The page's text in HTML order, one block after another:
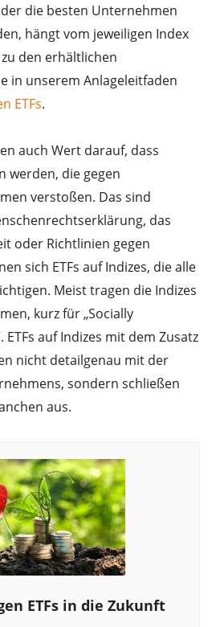
die besten Unternehmen
hängt vom jeweiligen Index
den erhältlichen
in unserem Anlageleitfaden
ETFs.
auch Wert darauf, dass
werden, die gegen
verstoßen. Das sind
das
oder Richtlinien gegen
sich ETFs auf Indizes, die alle
Meist tragen die Indizes
kurz für „Socially
ETFs auf Indizes mit dem Zusatz
nicht detailgenau mit der
sondern schließen
aus.
ETFs in die Zukunft